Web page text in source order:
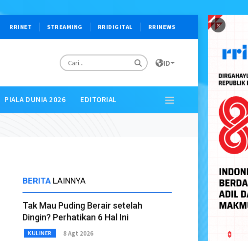
×
RRINET STREAMING RRIDIGITAL RRINEWS
ID
PIALA DUNIA 2026 EDITORIAL
BERITA LAINNYA
Tak Mau Puding Berair setelah
Dingin? Perhatikan 6 Hal Ini
KULINER 8 Agt 2026